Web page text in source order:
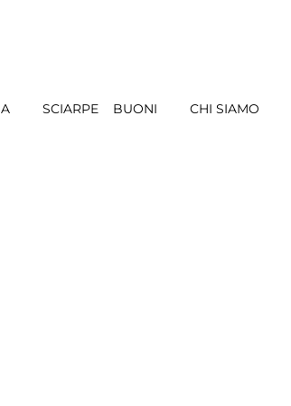
SCIARPE BUONI CHI SIAMO